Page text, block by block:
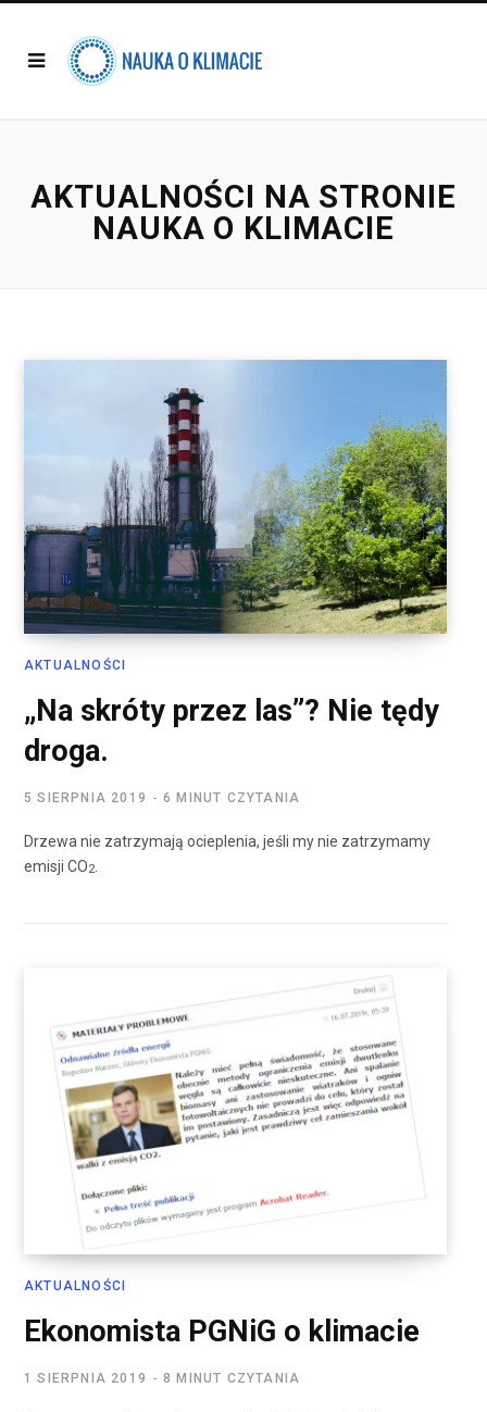
AKTUALNOŚCI NA STRONIE
NAUKA O KLIMACIE
AKTUALNOŚCI
„Na skróty przez las”? Nie tędy
droga.
5 SIERPNIA 2019 6 MINUT CZYTANIA
Drzewa nie zatrzymają ocieplenia, jeśli my nie zatrzymamy
emisji CO2
AKTUALNOŚCI
Ekonomista PGNiG o klimacie
1 SIERPNIA 2019 8 MINUT CZYTANIA